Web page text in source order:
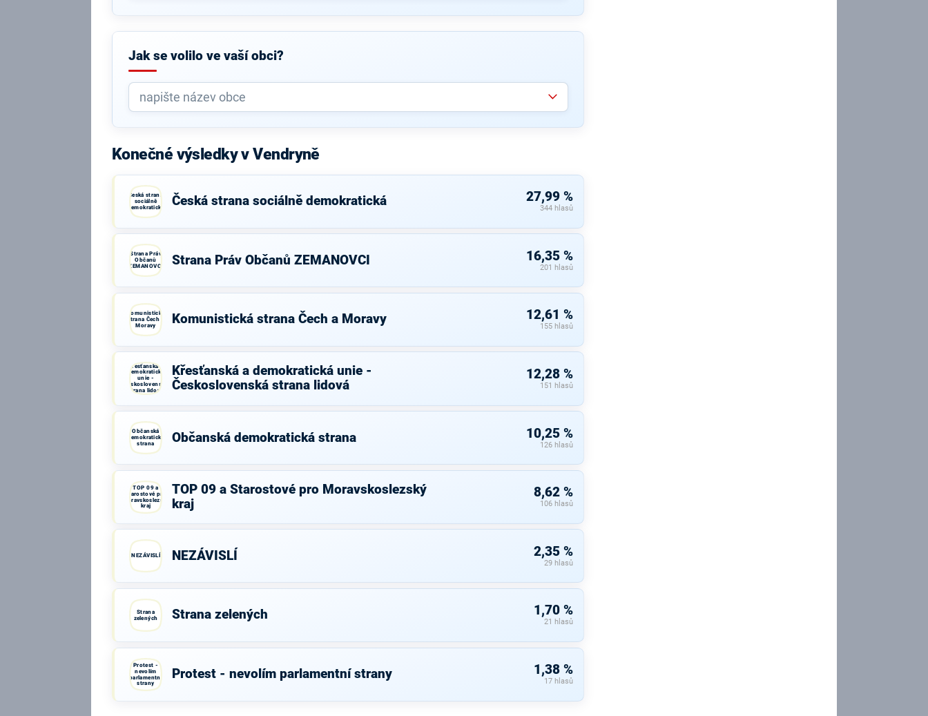
Jak se volilo ve vaší obci?
Konečné výsledky v Vendryně
Česká strana
sociálně
demokratická
Česká strana sociálně demokratická 27,99 %
344 hlasů
Strana Práv
Občanů
ZEMANOVCI
Strana Práv Občanů ZEMANOVCI 16,35 %
201 hlasů
Komunistická
strana Čech a
Moravy
Komunistická strana Čech a Moravy 12,61 %
155 hlasů
Křesťanská a
demokratická
unie -
Československá
strana lidová
Křesťanská a demokratická unie -
Československá strana lidová
12,28 %
151 hlasů
Občanská
demokratická
strana
Občanská demokratická strana 10,25 %
126 hlasů
TOP 09 a
Starostové pro
Moravskoslezský
kraj
TOP 09 a Starostové pro Moravskoslezský
kraj
8,62 %
106 hlasů
NEZÁVISLÍ NEZÁVISLÍ 2,35 %
29 hlasů
Strana
zelených
Strana zelených 1,70 %
21 hlasů
Protest -
nevolím
parlamentní
strany
Protest - nevolím parlamentní strany 1,38 %
17 hlasů